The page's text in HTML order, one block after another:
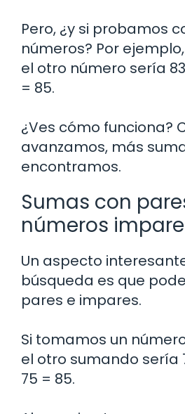
Pero, ¿y si probamos
números? Por
el otro número sería
= 85.
¿Ves cómo funciona?
avanzamos, más
encontramos.
Sumas con
números
Un aspecto
búsqueda es que
pares e impares.
Si tomamos un
el otro sumando sería
75 = 85.